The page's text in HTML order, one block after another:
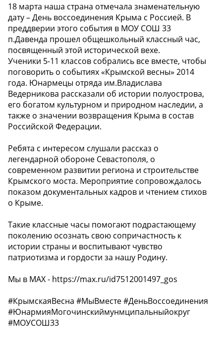
18 марта наша страна отмечала знаменательную
дату – День воссоединения Крыма с Россией. В
преддверии этого события в МОУ СОШ 33
п.Давенда прошел общешкольный классный час,
посвященный этой исторической вехе.
Ученики 5-11 классов собрались все вместе, чтобы
поговорить о событиях «Крымской весны» 2014
года. Юнармецы отряда им.Владислава
Ведерникова рассказали об истории полуострова,
его богатом культурном и природном наследии, а
также о значении возвращения Крыма в состав
Российской Федерации.
Ребята с интересом слушали рассказ о
легендарной обороне Севастополя, о
современном развитии региона и строительстве
Крымского моста. Мероприятие сопровождалось
показом документальных кадров и чтением стихов
о Крыме.
️Такие классные часы помогают подрастающему
поколению осознать свою сопричастность к
истории страны и воспитывают чувство
патриотизма и гордости за нашу Родину.
Мы в МАХ - https://max.ru/id7512001497_gos
#КрымскаяВесна #МыВместе #ДеньВоссоединения
#ЮнармияМогочинскиймунмципальныйокруг
#МОУСОШ33